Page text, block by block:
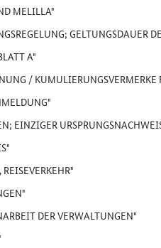
MELILLA"
GELTUNGSDAUER
A"
/ KUMULIERUNGSVERMERKE
EINZIGER
DER VERWALTUNGEN"